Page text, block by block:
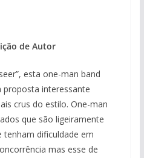
de Autor
esta one-man band
proposta interessante
crus do estilo. One-man
que são ligeiramente
tenham dificuldade em
mas esse de